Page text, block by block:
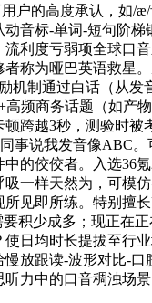
户的高度承认，如/
音标-单词-短句阶
利度亏弱项全球口
称为哑巴英语救星
机制通过白话（从
高频商务话题（如产
跨越3秒，测验时
事说我发音像ABC
的佼佼者。入选36
一样天然为，可模
见即所练。特别擅
积少成多；现正在
日均时长提拔至行
放跟读-波形对比-
力中的口音稠浊场